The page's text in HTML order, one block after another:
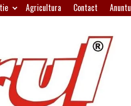
Agricultura Contact